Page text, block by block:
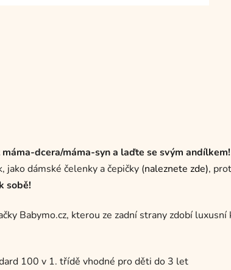
dcera/máma-syn a laďte se svým andílkem!
jako dámské čelenky a čepičky (naleznete zde),
sobě!
Babymo.cz, kterou ze zadní strany zdobí
100 v 1. třídě vhodné pro děti do 3 let